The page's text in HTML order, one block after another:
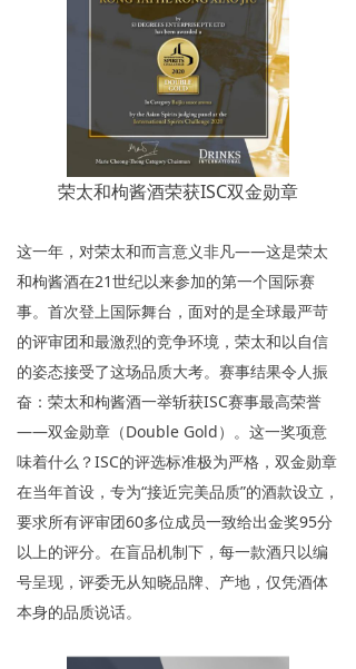
荣太和枸酱酒荣获ISC双金勋章
这一年，对荣太和而言意义非凡——这是荣太
和枸酱酒在21世纪以来参加的第一个国际赛
事。首次登上国际舞台，面对的是全球最严苛
的评审团和最激烈的竞争环境，荣太和以自信
的姿态接受了这场品质大考。赛事结果令人振
奋：荣太和枸酱酒一举斩获ISC赛事最高荣誉
——双金勋章（Double Gold）。这一奖项意
味着什么？ISC的评选标准极为严格，双金勋章
在当年首设，专为“接近完美品质”的酒款设立，
要求所有评审团60多位成员一致给出金奖95分
以上的评分。在盲品机制下，每一款酒只以编
号呈现，评委无从知晓品牌、产地，仅凭酒体
本身的品质说话。